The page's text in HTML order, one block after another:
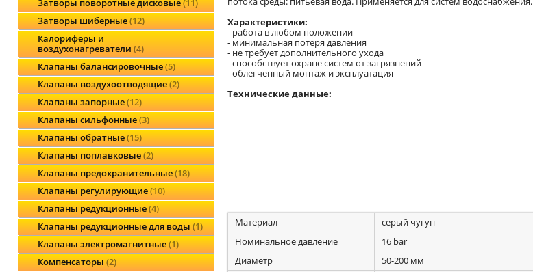
Затворы поворотные дисковые 11
Затворы шиберные 12
Калориферы и
воздухонагреватели 4
Клапаны балансировочные 5
Клапаны воздухоотводящие 2
Клапаны запорные 12
Клапаны сильфонные 3
Клапаны обратные 15
Клапаны поплавковые 2
Клапаны предохранительные 18
Клапаны регулирующие 10
Клапаны редукционные 4
Клапаны редукционные для воды 1
Клапаны электромагнитные 1
Компенсаторы 2
Характеристики:
- работа в любом положении
- минимальная потеря давления
- не требует дополнительного ухода
- способствует охране систем от загрязнений
- облегченный монтаж и эксплуатация
Технические данные:
Материал
серый чугун
Номинальное давление
16 bar
Диаметр
50-200 мм